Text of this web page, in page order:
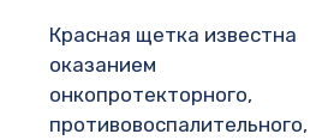
Красная щетка известна
оказанием
онкопротекторного,
противовоспалительного,